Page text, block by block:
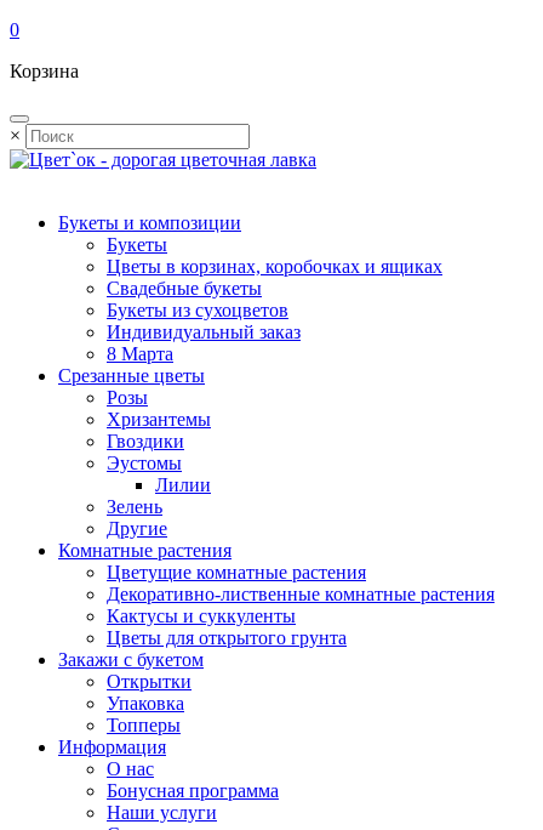
0
Корзина
×
Букеты и композиции
Букеты
Цветы в корзинах, коробочках и ящиках
Свадебные букеты
Букеты из сухоцветов
Индивидуальный заказ
8 Марта
Срезанные цветы
Розы
Хризантемы
Гвоздики
Эустомы
Лилии
Зелень
Другие
Комнатные растения
Цветущие комнатные растения
Декоративно-лиственные комнатные растения
Кактусы и суккуленты
Цветы для открытого грунта
Закажи с букетом
Открытки
Упаковка
Топперы
Информация
О нас
Бонусная программа
Наши услуги